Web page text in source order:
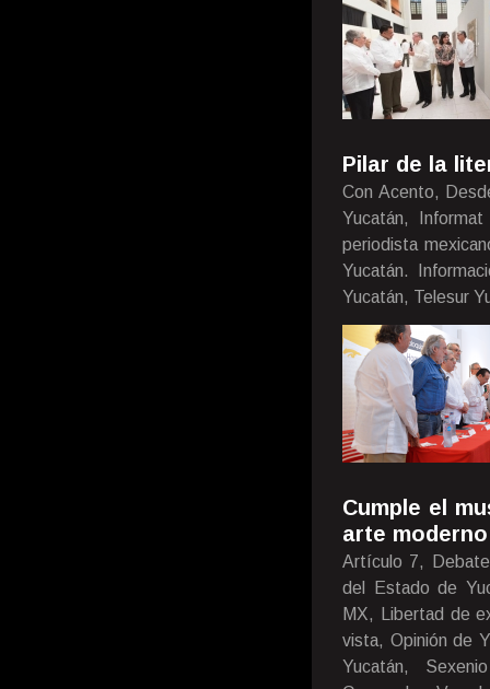
Pilar de la
Con Acento,
Yucatán,
periodista
Yucatán.
Yucatán, Telesur
Cumple el
arte
Artículo 7,
del Estado de
MX, Libertad de
vista, Opinión de
Yucatán,